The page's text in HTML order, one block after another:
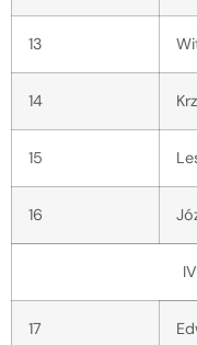
13
14
15
16
17